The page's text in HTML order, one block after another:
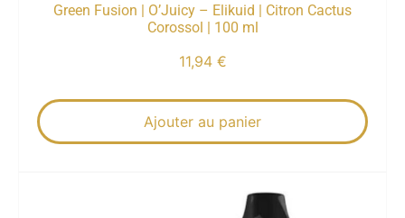
Green Fusion | O’Juicy – Elikuid | Citron Cactus
Corossol | 100 ml
11,94 €
Ajouter au panier